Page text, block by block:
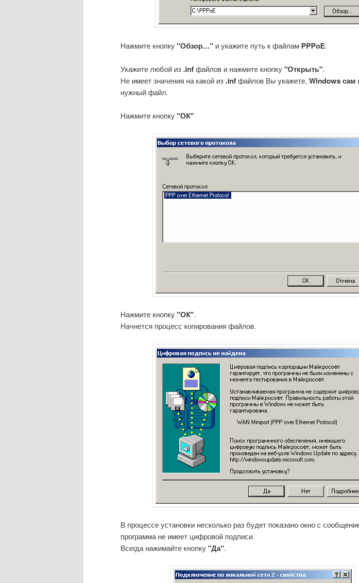
Нажмите кнопку"Обзор…" и укажите путь к файлам PPPoE.
Укажите любой из .infфайлов и нажмите кнопку"Открыть".
Не имеет значения на какой из .infфайлов Вы укажете, Windows сам
нужный файл.
Нажмите кнопку"ОК"
Нажмите кнопку"ОК".
Начнется процесс копирования файлов.
В процессе установки несколько раз будет показано окно с
программа не имеет цифровой подписи.
Всегда нажимайте кнопку"Да".